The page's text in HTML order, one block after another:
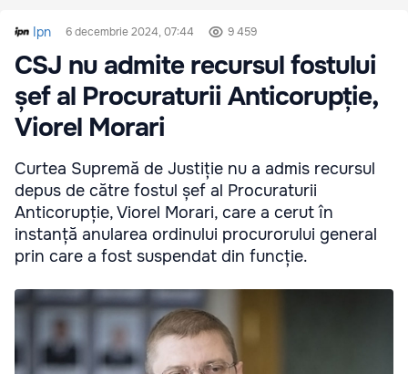
Ipn 6 decembrie 2024, 07:44 9 459
CSJ nu admite recursul fostului
șef al Procuraturii Anticorupție,
Viorel Morari
Curtea Supremă de Justiție nu a admis recursul
depus de către fostul șef al Procuraturii
Anticorupție, Viorel Morari, care a cerut în
instanță anularea ordinului procurorului general
prin care a fost suspendat din funcție.